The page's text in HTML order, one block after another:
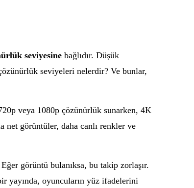
seviyesine bağlıdır. Düşük
seviyeleri nelerdir? Ve bunlar,
veya 1080p çözünürlük sunarken, 4K
görüntüler, daha canlı renkler ve
görüntü bulanıksa, bu takip zorlaşır.
yayında, oyuncuların yüz ifadelerini